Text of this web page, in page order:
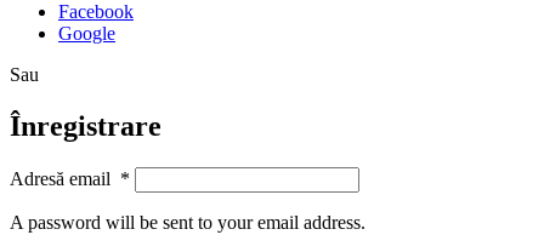
Facebook
Google
Sau
Înregistrare
Adresă email *
A password will be sent to your email address.